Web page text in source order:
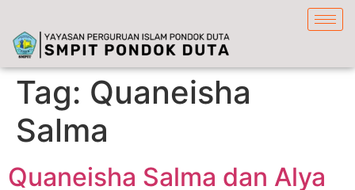
Tag: Quaneisha
Salma
Quaneisha Salma dan Alya